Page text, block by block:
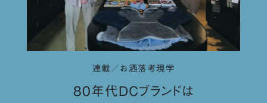
連載／お洒落考現学
80年代DCブランドは